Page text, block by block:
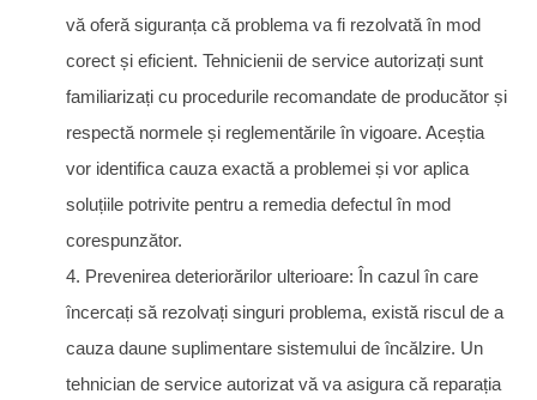
vă oferă siguranța că problema va fi rezolvată în mod
corect și eficient. Tehnicienii de service autorizați sunt
familiarizați cu procedurile recomandate de producător și
respectă normele și reglementările în vigoare. Aceștia
vor identifica cauza exactă a problemei și vor aplica
soluțiile potrivite pentru a remedia defectul în mod
corespunzător.
4. Prevenirea deteriorărilor ulterioare: În cazul în care
încercați să rezolvați singuri problema, există riscul de a
cauza daune suplimentare sistemului de încălzire. Un
tehnician de service autorizat vă va asigura că reparația